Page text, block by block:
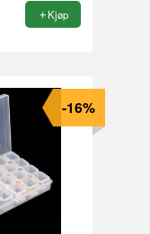
Kjøp
-16%